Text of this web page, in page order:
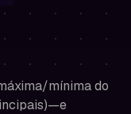
mínima do